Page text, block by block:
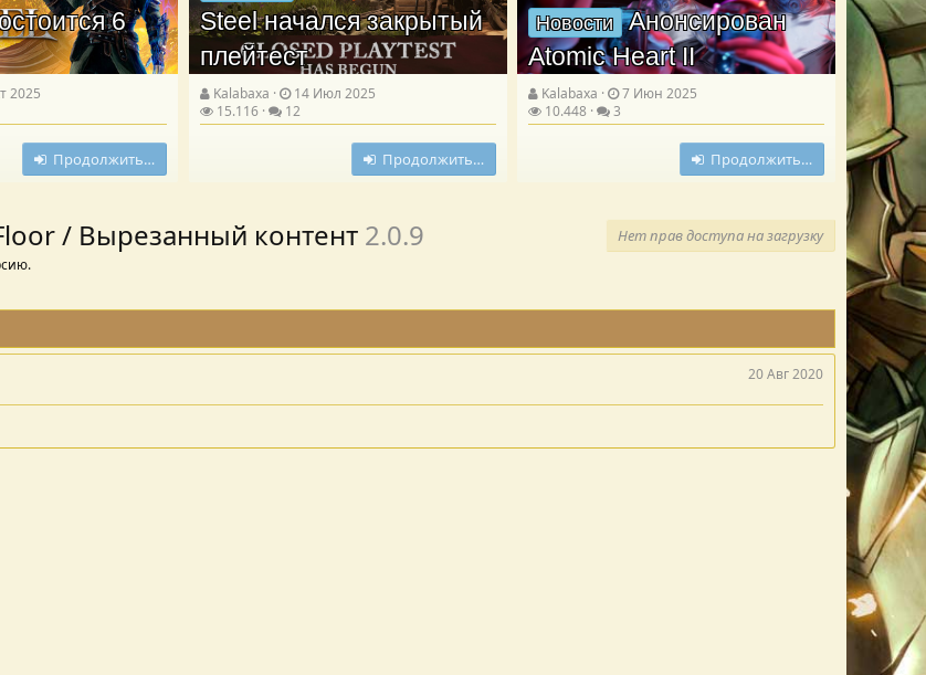
6
2025
Продолжить…
Steel начался закрытый
плейтест
Kalabaxa
14 Июл 2025
15.116
12
Продолжить…
Новости Анонсирован
Atomic Heart II
Kalabaxa
7 Июн 2025
10.448
3
Продолжить…
/ Вырезанный контент 2.0.9 Нет прав доступа на загрузку
20 Авг 2020